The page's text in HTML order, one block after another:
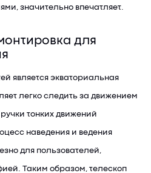
значительно впечатляет.
для
является экваториальная
легко следить за движением
тонких движений
наведения и ведения
для пользователей,
Таким образом, телескоп